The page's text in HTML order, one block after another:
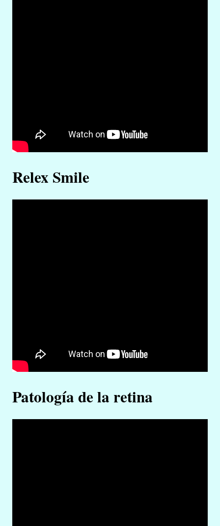
Relex Smile
Patología de la retina